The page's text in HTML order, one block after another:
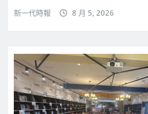
新一代時報 8 月 5, 2026